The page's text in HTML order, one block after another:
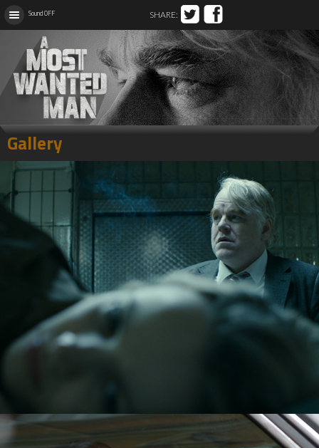
Sound OFF SHARE:
facebook
twitter
Gallery